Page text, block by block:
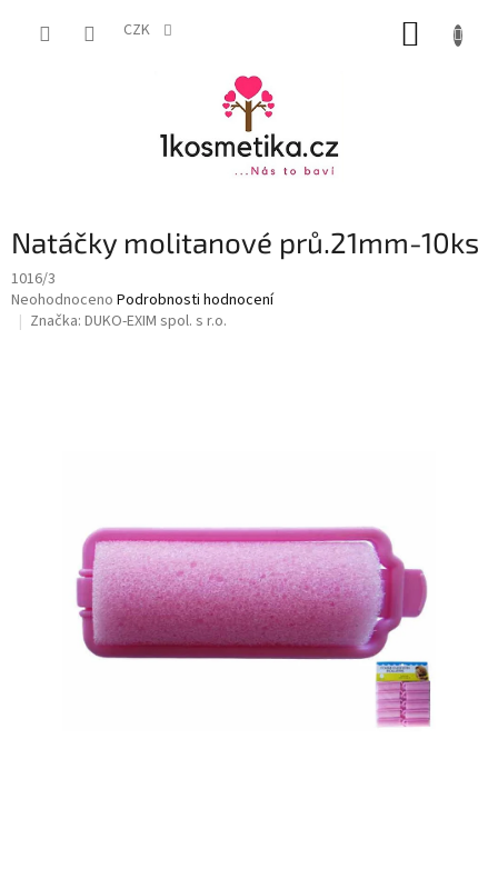
CZK
Natáčky molitanové prů.21mm-10ks
1016/3
Průměrné
hodnocení
Neohodnoceno Podrobnosti hodnocení
Značka: DUKO-EXIM spol. s r.o.